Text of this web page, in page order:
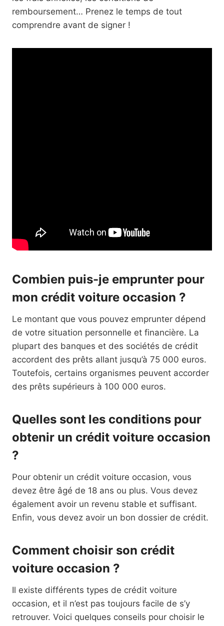
remboursement… Prenez le temps de tout
comprendre avant de signer !
Combien puis-je emprunter pour
mon crédit voiture occasion ?
Le montant que vous pouvez emprunter dépend
de votre situation personnelle et financière. La
plupart des banques et des sociétés de crédit
accordent des prêts allant jusqu’à 75 000 euros.
Toutefois, certains organismes peuvent accorder
des prêts supérieurs à 100 000 euros.
Quelles sont les conditions pour
obtenir un crédit voiture occasion
?
Pour obtenir un crédit voiture occasion, vous
devez être âgé de 18 ans ou plus. Vous devez
également avoir un revenu stable et suffisant.
Enfin, vous devez avoir un bon dossier de crédit.
Comment choisir son crédit
voiture occasion ?
Il existe différents types de crédit voiture
occasion, et il n’est pas toujours facile de s’y
retrouver. Voici quelques conseils pour choisir le